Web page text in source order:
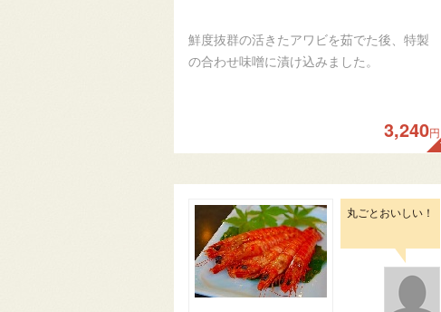
鮮度抜群の活きたアワビを茹でた後、特製
の合わせ味噌に漬け込みました。
3,240円
丸ごとおいしい！